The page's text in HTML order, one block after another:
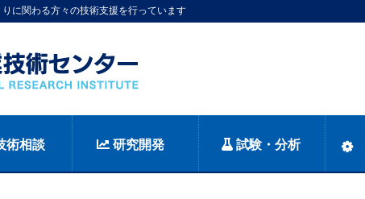
に関わる方々の技術支援を行っています
術相談 研究開発 試験・分析